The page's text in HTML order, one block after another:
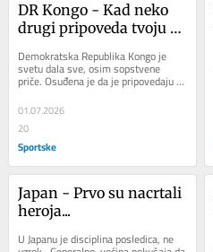
DR Kongo - Kad neko
drugi pripoveda tvoju
Demokratska Republika Kongo je
svetu dala sve, osim sopstvene
priče. Osuđena je da je pripovedaju
drugi, bilo kolonijalni upravnici, bilo
home made...
01.07.2026
20
Sportske
Japan - Prvo su nacrtali
heroja...
U Japanu je disciplina posledica, ne